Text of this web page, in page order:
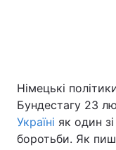
Україна
Економіка
Німецькі
Бундестагу 23
Україні як один
боротьби. Як